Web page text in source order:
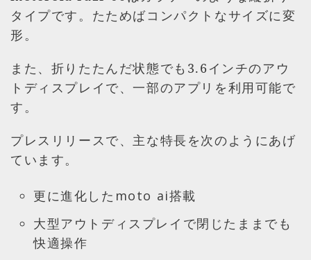
タイプです。たためばコンパクトなサイズに変
形。
また、折りたたんだ状態でも3.6インチのアウ
トディスプレイで、一部のアプリを利用可能で
す。
プレスリリースで、主な特長を次のようにあげ
ています。
更に進化したmoto ai搭載
大型アウトディスプレイで閉じたままでも
快適操作